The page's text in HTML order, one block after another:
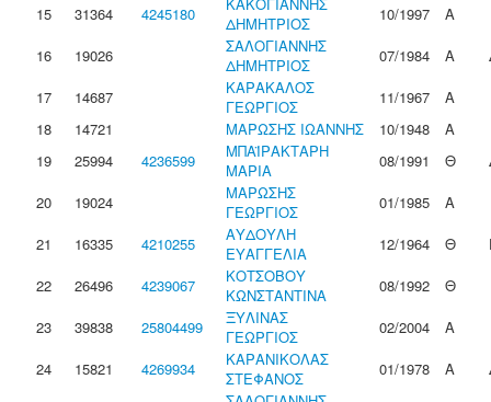
15
31364 4245180
ΔΗΜΗΤΡΙΟΣ
10/1997
Α
16
19026
ΣΑΛΟΓΙΑΝΝΗΣ
ΔΗΜΗΤΡΙΟΣ
07/1984 Α
17
14687
ΚΑΡΑΚΑΛΟΣ
ΓΕΩΡΓΙΟΣ
11/1967
Α
18
14721 ΜΑΡΩΣΗΣ ΙΩΑΝΝΗΣ 10/1948
Α
19
25994 4236599
ΜΠΑΪΡΑΚΤΑΡΗ
ΜΑΡΙΑ
08/1991 Θ
20
19024
ΜΑΡΩΣΗΣ
ΓΕΩΡΓΙΟΣ
01/1985
Α
21
16335 4210255
ΑΥΔΟΥΛΗ
ΕΥΑΓΓΕΛΙΑ
12/1964 Θ
22
26496 4239067
ΚΟΤΣΟΒΟΥ
ΚΩΝΣΤΑΝΤΙΝΑ
08/1992
Θ
23
39838 25804499
ΞΥΛΙΝΑΣ
ΓΕΩΡΓΙΟΣ
02/2004
Α
24
15821 4269934
ΚΑΡΑΝΙΚΟΛΑΣ
ΣΤΕΦΑΝΟΣ
01/1978 Α